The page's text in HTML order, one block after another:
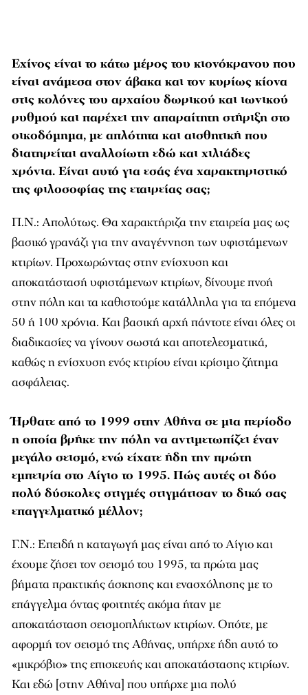
Εχίνος είναι το κάτω μέρος του κιονόκρανου που
είναι ανάμεσα στον άβακα και τον κυρίως κίονα
στις κολόνες του αρχαίου δωρικού και ιωνικού
ρυθμού και παρέχει την απαραίτητη στήριξη στο
οικοδόμημα, με απλότητα και αισθητική που
διατηρείται αναλλοίωτη εδώ και χιλιάδες
χρόνια. Είναι αυτό για εσάς ένα χαρακτηριστικό
της φιλοσοφίας της εταιρείας σας;
Π.Ν.: Απολύτως. Θα χαρακτήριζα την εταιρεία µας ως
βασικό γρανάζι για την αναγέννηση των υφιστάµενων
κτιρίων. Προχωρώντας στην ενίσχυση και
αποκατάστασή υφιστάµενων κτιρίων, δίνουµε πνοή
στην πόλη και τα καθιστούµε κατάλληλα για τα επόµενα
50 ή 100 χρόνια. Και βασική αρχή πάντοτε είναι όλες οι
διαδικασίες να γίνουν σωστά και αποτελεσµατικά,
καθώς η ενίσχυση ενός κτιρίου είναι κρίσιµο ζήτηµα
ασφάλειας.
Ήρθατε από το 1999 στην Αθήνα σε μια περίοδο
η οποία βρήκε την πόλη να αντιμετωπίζει έναν
μεγάλο σεισμό, ενώ είχατε ήδη την πρώτη
εμπειρία στο Αίγιο το 1995. Πώς αυτές οι δύο
πολύ δύσκολες στιγμές στιγμάτισαν το δικό σας
επαγγελματικό μέλλον;
Γ.Ν.: Επειδή η καταγωγή µας είναι από το Αίγιο και
έχουµε ζήσει τον σεισµό του 1995, τα πρώτα µας
βήµατα πρακτικής άσκησης και ενασχόλησης µε το
επάγγελµα όντας φοιτητές ακόµα ήταν µε
αποκατάσταση σεισµοπλήκτων κτιρίων. Οπότε, µε
αφορµή τον σεισµό της Αθήνας, υπήρχε ήδη αυτό το
«µικρόβιο» της επισκευής και αποκατάστασης κτιρίων.
Και εδώ [στην Αθήνα] που υπήρχε µια πολύ